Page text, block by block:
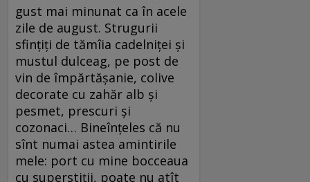
gust mai minunat ca în acele
zile de august. Strugurii
sfinţiţi de tămîia cadelniţei şi
mustul dulceag, pe post de
vin de împărtăşanie, colive
decorate cu zahăr alb şi
pesmet, prescuri şi
cozonaci… Bineînţeles că nu
sînt numai astea amintirile
mele: port cu mine bocceaua
cu superstiţii, poate nu atît